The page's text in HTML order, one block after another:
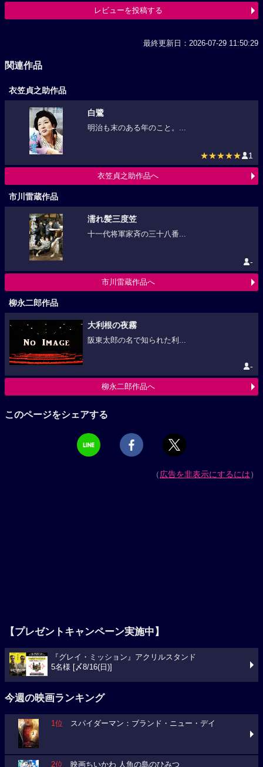
レビューを投稿する
最終更新日：2026-07-29 11:50:29
関連作品
衣笠貞之助作品
白鷺
明治も末のある年のこと。...
★★★★★ 1
衣笠貞之助作品へ
市川雷蔵作品
濡れ髪三度笠
十一代将軍家斉の三十八番...
-
市川雷蔵作品へ
柳永二郎作品
大利根の夜霧
阪東太郎の名で知られた利...
-
柳永二郎作品へ
このページをシェアする
（広告を非表示にするには）
【プレゼントキャンペーン実施中】
『グレイ・ミッション』アクリルスタンド
5名様 [〆8/16(日)]
今週の映画ランキング
1位 スパイダーマン：ブランド・ニュー・デイ
2位 映画ちいかわ 人魚の島のひみつ